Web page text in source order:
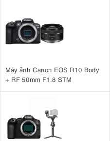
Máy ảnh Canon EOS R10 Body
+ RF 50mm F1.8 STM